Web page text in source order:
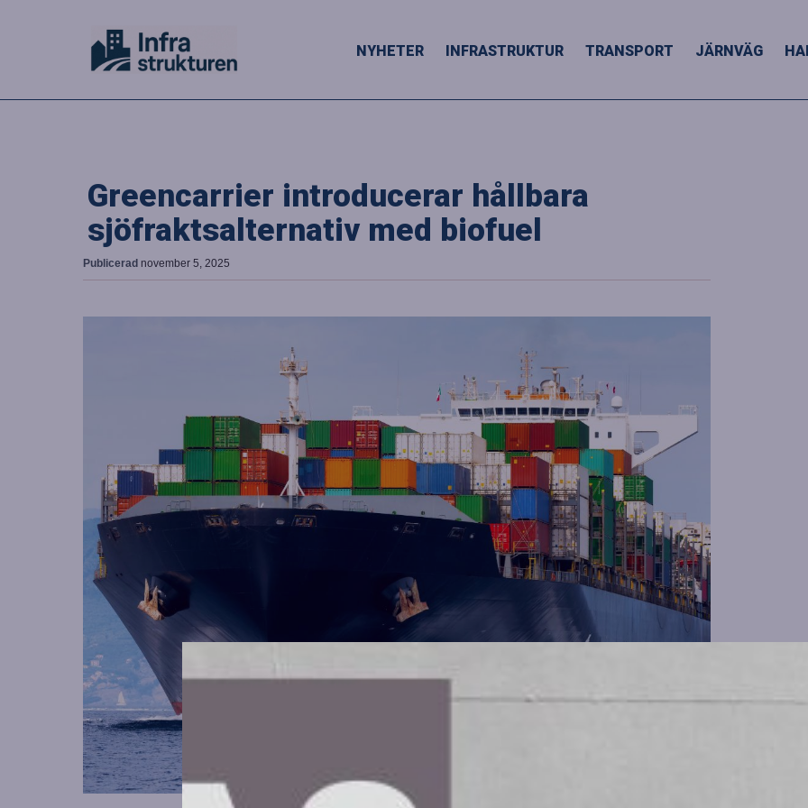
NYHETER INFRASTRUKTUR TRANSPORT JÄRNVÄG
Greencarrier introducerar hållbara
sjöfraktsalternativ med biofuel
Publicerad november 5, 2025